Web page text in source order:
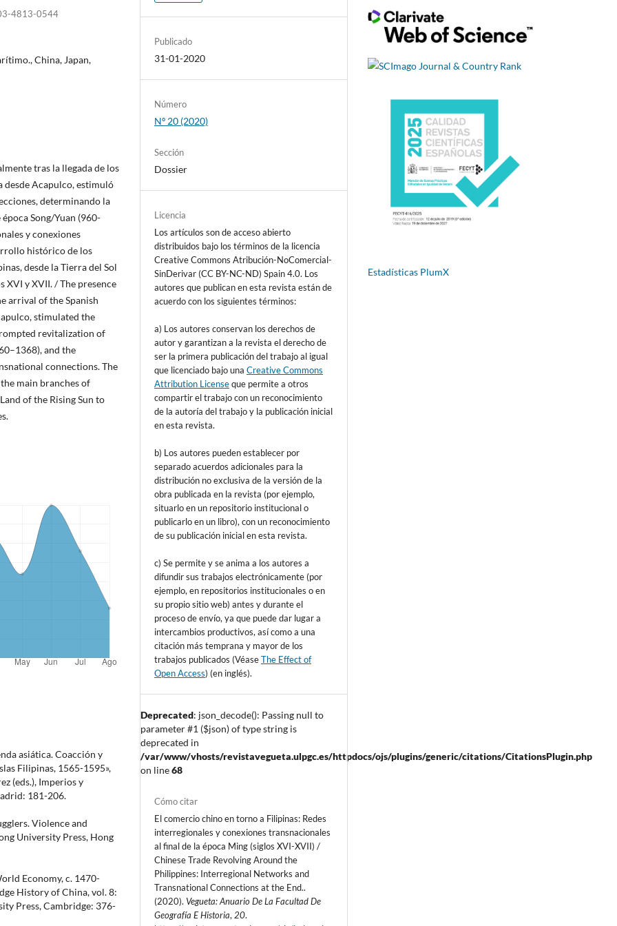
4813-0544
China, Japan,
tras la llegada de los
desde Acapulco, estimuló
determinando la
Song/Yuan (960-
y conexiones
histórico de los
desde la Tierra del Sol
XVI y XVII. / The presence
arrival of the Spanish
stimulated the
revitalization of
and the
connections. The
main branches of
of the Rising Sun to
asiática. Coacción y
Filipinas, 1565-1595»,
(eds.), Imperios y
181-206.
Violence and
University Press, Hong
Economy, c. 1470-
History of China, vol. 8:
Press, Cambridge: 376-
Publicado
31-01-2020
Número
Nº 20 (2020)
Sección
Dossier
Licencia
Los artículos son de acceso abierto
distribuidos bajo los términos de la licencia
Creative Commons Atribución-NoComercial-
SinDerivar (CC BY-NC-ND) Spain 4.0. Los
autores que publican en esta revista están de
acuerdo con los siguientes términos:
a) Los autores conservan los derechos de
autor y garantizan a la revista el derecho de
ser la primera publicación del trabajo al igual
que licenciado bajo unaCreative Commons
Attribution Licenseque permite a otros
compartir el trabajo con un reconocimiento
de la autoría del trabajo y la publicación inicial
en esta revista.
b) Los autores pueden establecer por
separado acuerdos adicionales para la
distribución no exclusiva de la versión de la
obra publicada en la revista (por ejemplo,
situarlo en un repositorio institucional o
publicarlo en un libro), con un reconocimiento
de su publicación inicial en esta revista.
c) Se permite y se anima a los autores a
difundir sus trabajos electrónicamente (por
ejemplo, en repositorios institucionales o en
su propio sitio web) antes y durante el
proceso de envío, ya que puede dar lugar a
intercambios productivos, así como a una
citación más temprana y mayor de los
trabajos publicados (VéaseThe Effect of
Open Access) (en inglés).
Deprecated: json_decode(): Passing null to
parameter #1 ($json) of type string is
deprecated in
/var/www/vhosts/revistavegueta.ulpgc.es/httpdocs/ojs/plugins/generic/citations/CitationsPlugin.php
on line68
Cómo citar
El comercio chino en torno a Filipinas: Redes
interregionales y conexiones transnacionales
al final de la época Ming (siglos XVI-XVII) /
Chinese Trade Revolving Around the
Philippines: Interregional Networks and
Transnational Connections at the End..
(2020). Vegueta: Anuario De La Facultad De
Geografía E Historia, 20.
Estadísticas PlumX